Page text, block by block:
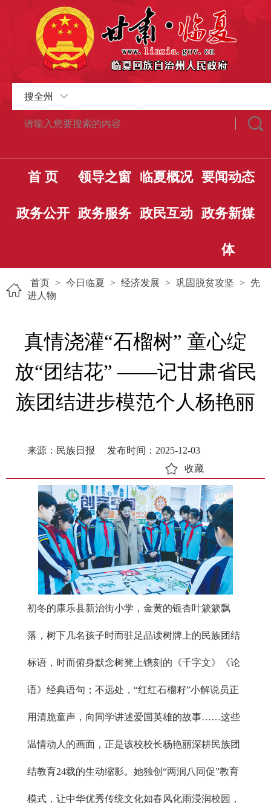
搜全州
首 页 领导之窗 临夏概况 要闻动态
政务公开 政务服务 政民互动 政务新媒
体
首页 > 今日临夏 > 经济发展 > 巩固脱贫攻坚 > 先
进人物
真情浇灌“石榴树” 童心绽
放“团结花” ——记甘肃省民
族团结进步模范个人杨艳丽
来源：民族日报
发布时间：2025-12-03
收藏
初冬的康乐县新治街小学，金黄的银杏叶簌簌飘
落，树下几名孩子时而驻足品读树牌上的民族团结
标语，时而俯身默念树凳上镌刻的《千字文》《论
语》经典语句；不远处，“红红石榴籽”小解说员正
用清脆童声，向同学讲述爱国英雄的故事……这些
温情动人的画面，正是该校校长杨艳丽深耕民族团
结教育24载的生动缩影。她独创“两润八同促”教育
模式，让中华优秀传统文化如春风化雨浸润校园，